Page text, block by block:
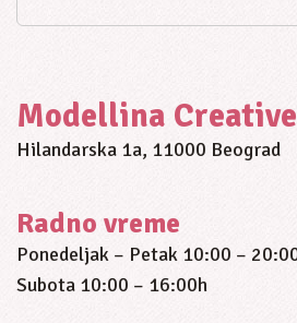
Modellina
Hilandarska 1a, 11000 Beograd
Radno vreme
Ponedeljak – Petak 10:00 –
Subota 10:00 – 16:00h